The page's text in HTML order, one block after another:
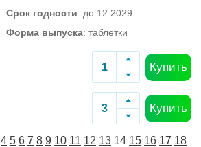
Срок годности: до 12.2029
Форма выпуска: таблетки
Купить
Купить
4 5 6 7 8 9 10 11 12 13 14 15 16 17 18